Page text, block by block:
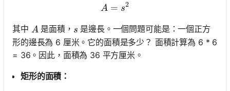
A = s^2
A = s2
其中 A
A 是面積， s
s 是邊長。一個問題可能是：一個正方
形的邊長為 6 厘米。它的面積是多少？ 面積計算為 6 * 6
= 36。因此，面積為 36 平方厘米。
矩形的面積：